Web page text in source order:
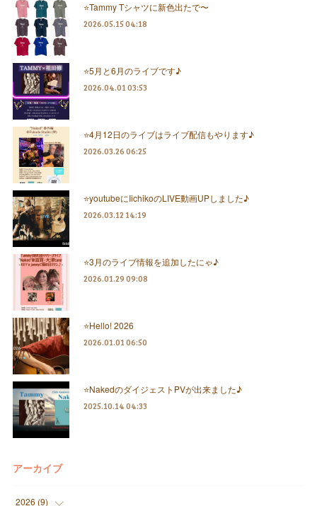
⭐️Tammy Tシャツに新色出たで〜
2026.05.15 04:18
⭐️5月と6月のライブです♪
2026.04.01 03:53
⭐️4月12日のライブはライブ配信もやります♪
2026.03.26 06:25
⭐️youtubeにIichikoのLIVE動画UPしました♪
2026.03.12 14:19
⭐️3月のライブ情報を追加したにゃ♪
2026.01.29 09:08
⭐️Hello! 2026
2026.01.01 06:50
⭐️NakedのダイジェストPVが出来ました♪
2025.10.14 04:33
アーカイブ
2026 (9)